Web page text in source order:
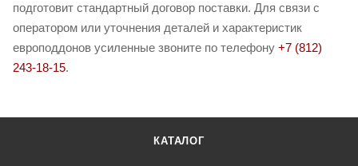
подготовит стандартный договор поставки. Для связи с
оператором или уточнения деталей и характеристик
европоддонов усиленные звоните по телефону +7 (812)
243-18-15.
КАТАЛОГ